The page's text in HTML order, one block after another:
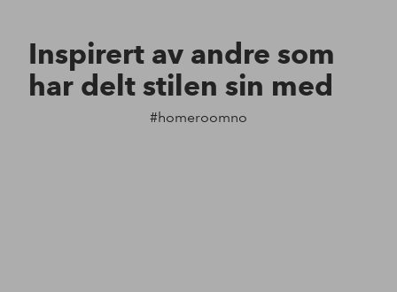
Inspirert av andre som
har delt stilen sin med
#homeroomno